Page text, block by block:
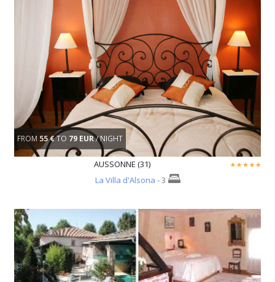
FROM 55 €TO 79 EUR/ NIGHT
AUSSONNE (31)
La Villa d'Alsona - 3